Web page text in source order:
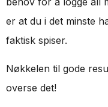
er at du i det minste
faktisk spiser.
Nøkkelen til gode
overse det!